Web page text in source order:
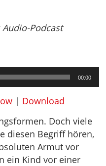
Podcast
00:00
| Download
Doch viele
diesen Begriff hören,
Armut vor
ein Kind vor einer